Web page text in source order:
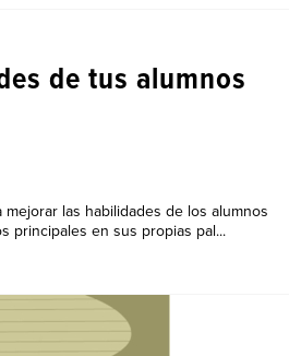
de tus alumnos
las habilidades de los alumnos
principales en sus propias pal...